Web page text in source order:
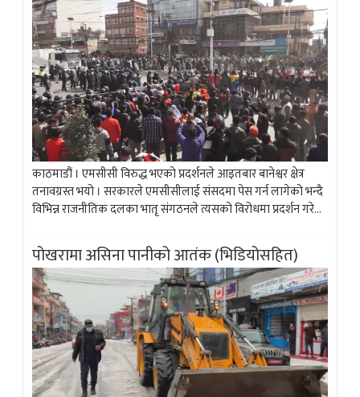
काठमाडौं । एमसीसी विरुद्ध भएको प्रदर्शनले आइतबार बानेश्वर क्षेत्र
तनावग्रस्त भयो । सरकारले एमसीसीलाई संसदमा पेस गर्न लागेको भन्दै
विभिन्न राजनीतिक दलका भातृ संगठनले त्यसको विरोधमा प्रदर्शन गरेका
प्रदर्शनकारी...
पोखरामा असिना पानीको आतंक (भिडियोसहित)